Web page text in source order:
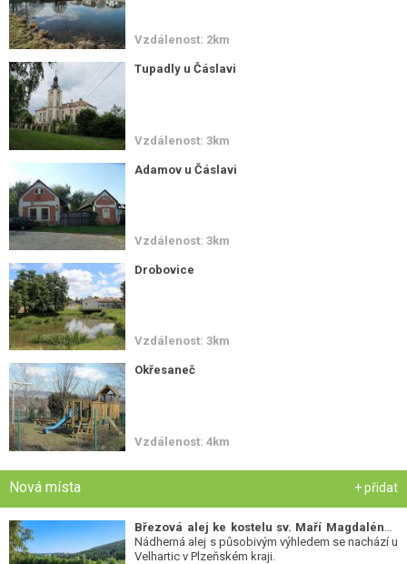
Vzdálenost: 2km
Tupadly u Čáslavi
Vzdálenost: 3km
Adamov u Čáslavi
Vzdálenost: 3km
Drobovice
Vzdálenost: 3km
Okřesaneč
Vzdálenost: 4km
Nová místa + přidat
Nádherná alej s působivým výhledem se nachází u
Velhartic v Plzeňském kraji.